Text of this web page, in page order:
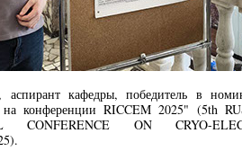
аспирант кафедры, победитель в
конференции RICCEM 2025" (5th
CONFERENCE ON CRYO-